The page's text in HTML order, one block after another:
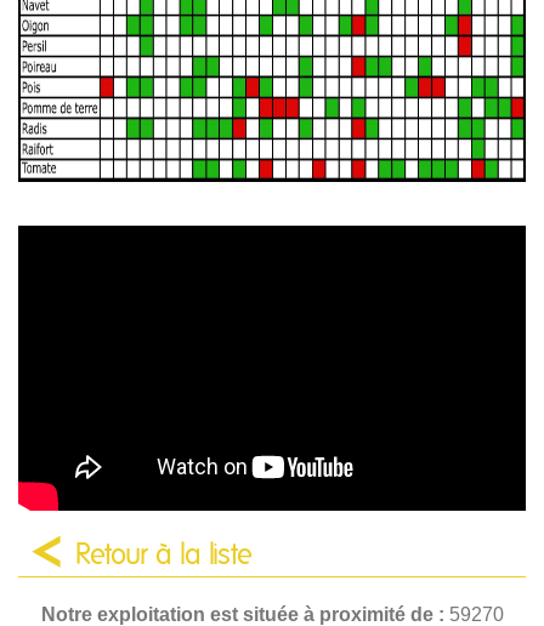
Retour à la liste
Notre exploitation est située à proximité de : 59270